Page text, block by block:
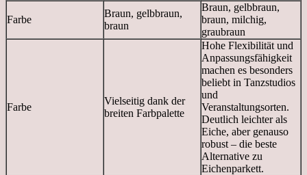
Farbe
Braun, gelbbraun,
braun
Braun, gelbbraun,
braun, milchig,
graubraun
Farbe
Vielseitig dank der
breiten Farbpalette
Hohe Flexibilität und
Anpassungsfähigkeit
machen es besonders
beliebt in Tanzstudios
und
Veranstaltungsorten.
Deutlich leichter als
Eiche, aber genauso
robust – die beste
Alternative zu
Eichenparkett.